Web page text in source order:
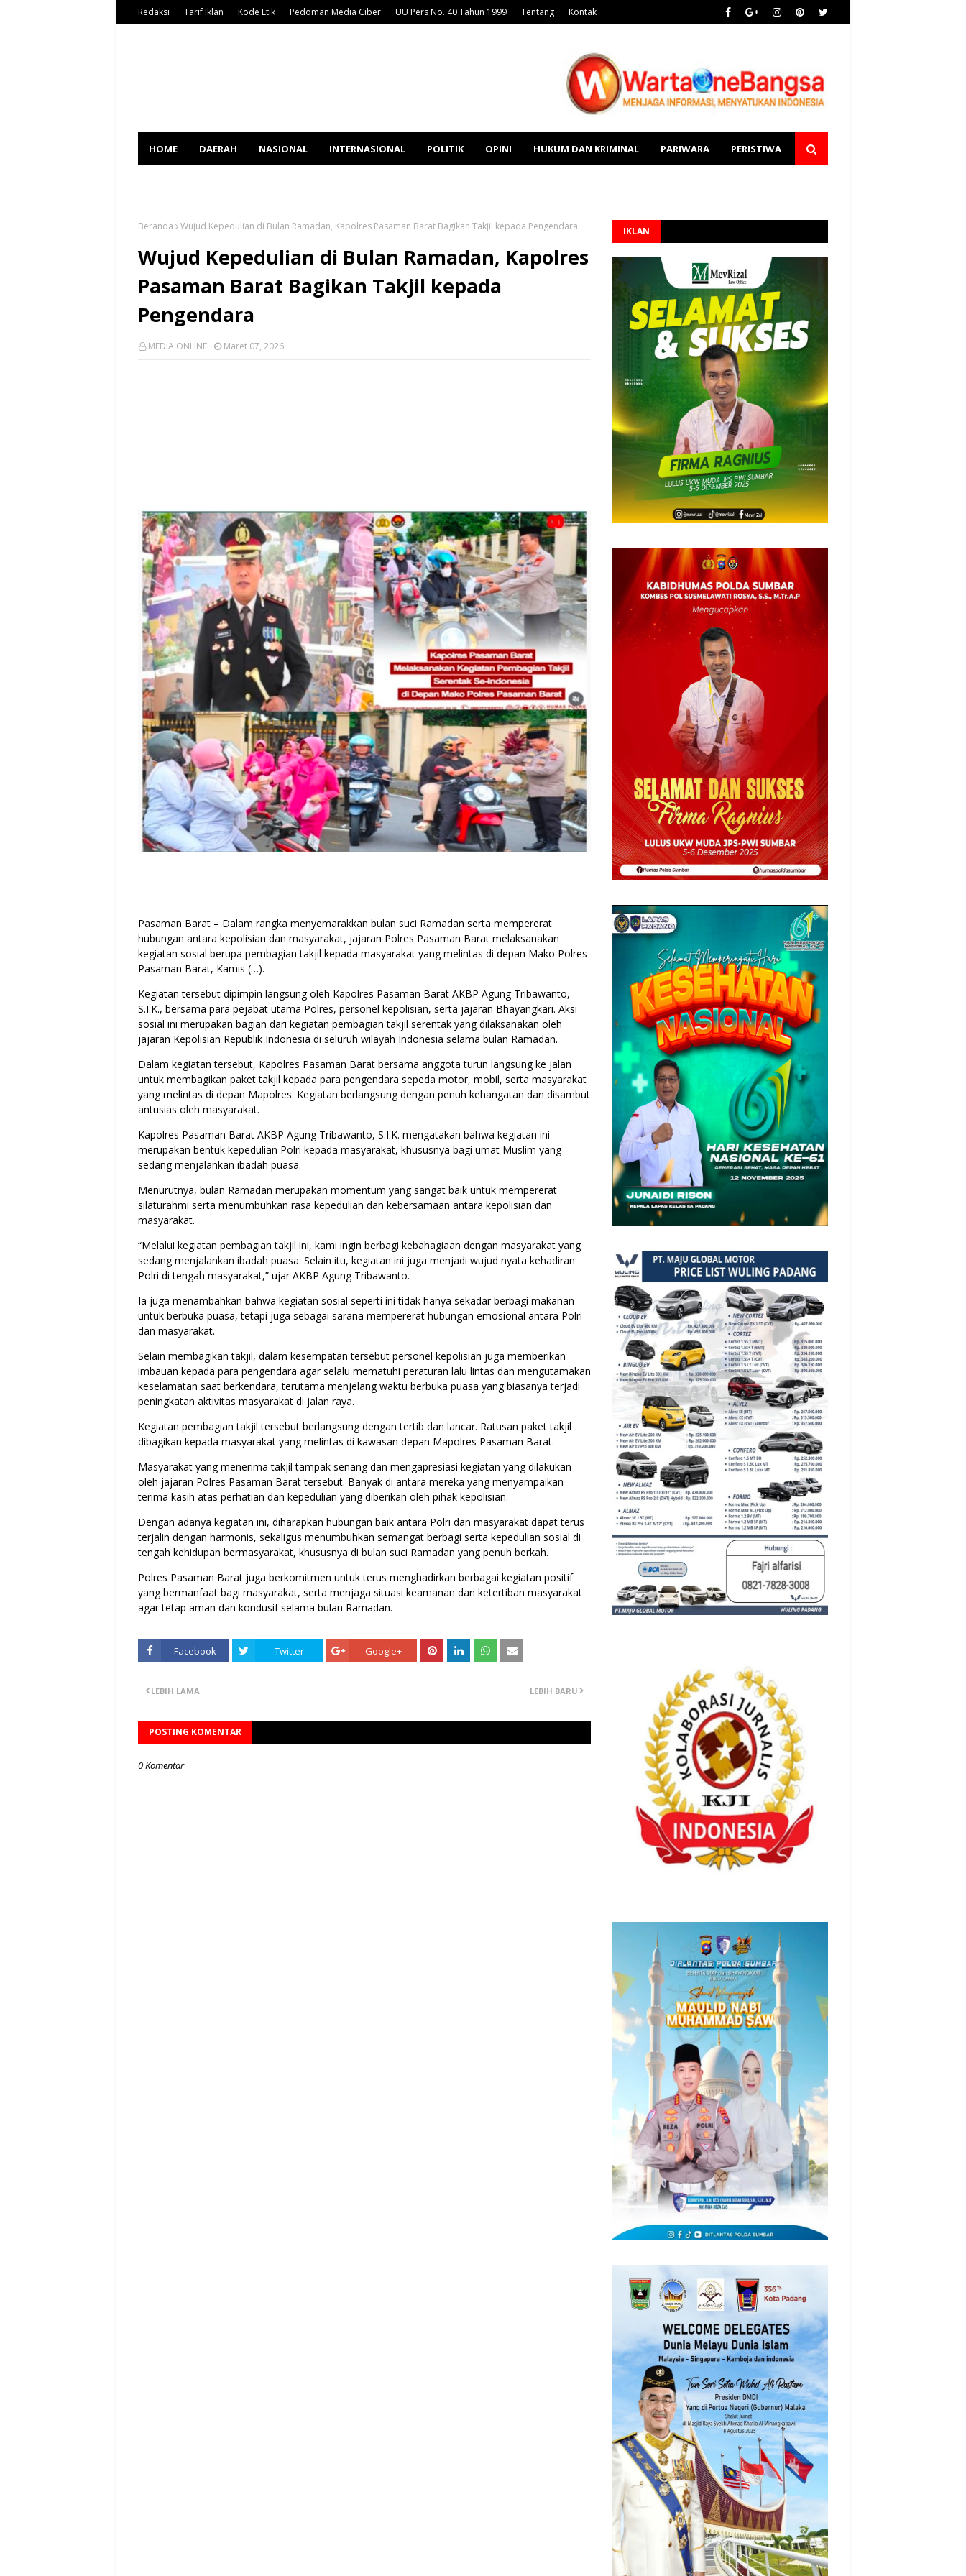
Redaksi Tarif Iklan Kode Etik Pedoman Media Ciber UU Pers No. 40 Tahun 1999 Tentang Kontak
HOME DAERAH NASIONAL INTERNASIONAL POLITIK OPINI HUKUM DAN KRIMINAL PARIWARA PERISTIWA
Beranda Wujud Kepedulian di Bulan Ramadan, Kapolres Pasaman Barat Bagikan Takjil kepada Pengendara
Wujud Kepedulian di Bulan Ramadan, Kapolres
Pasaman Barat Bagikan Takjil kepada
Pengendara
MEDIA ONLINE Maret 07, 2026
Pasaman Barat – Dalam rangka menyemarakkan bulan suci Ramadan serta mempererat
hubungan antara kepolisian dan masyarakat, jajaran Polres Pasaman Barat melaksanakan
kegiatan sosial berupa pembagian takjil kepada masyarakat yang melintas di depan Mako Polres
Pasaman Barat, Kamis (…).
Kegiatan tersebut dipimpin langsung oleh Kapolres Pasaman Barat AKBP Agung Tribawanto,
S.I.K., bersama para pejabat utama Polres, personel kepolisian, serta jajaran Bhayangkari. Aksi
sosial ini merupakan bagian dari kegiatan pembagian takjil serentak yang dilaksanakan oleh
jajaran Kepolisian Republik Indonesia di seluruh wilayah Indonesia selama bulan Ramadan.
Dalam kegiatan tersebut, Kapolres Pasaman Barat bersama anggota turun langsung ke jalan
untuk membagikan paket takjil kepada para pengendara sepeda motor, mobil, serta masyarakat
yang melintas di depan Mapolres. Kegiatan berlangsung dengan penuh kehangatan dan disambut
antusias oleh masyarakat.
Kapolres Pasaman Barat AKBP Agung Tribawanto, S.I.K. mengatakan bahwa kegiatan ini
merupakan bentuk kepedulian Polri kepada masyarakat, khususnya bagi umat Muslim yang
sedang menjalankan ibadah puasa.
Menurutnya, bulan Ramadan merupakan momentum yang sangat baik untuk mempererat
silaturahmi serta menumbuhkan rasa kepedulian dan kebersamaan antara kepolisian dan
masyarakat.
“Melalui kegiatan pembagian takjil ini, kami ingin berbagi kebahagiaan dengan masyarakat yang
sedang menjalankan ibadah puasa. Selain itu, kegiatan ini juga menjadi wujud nyata kehadiran
Polri di tengah masyarakat,” ujar AKBP Agung Tribawanto.
Ia juga menambahkan bahwa kegiatan sosial seperti ini tidak hanya sekadar berbagi makanan
untuk berbuka puasa, tetapi juga sebagai sarana mempererat hubungan emosional antara Polri
dan masyarakat.
Selain membagikan takjil, dalam kesempatan tersebut personel kepolisian juga memberikan
imbauan kepada para pengendara agar selalu mematuhi peraturan lalu lintas dan mengutamakan
keselamatan saat berkendara, terutama menjelang waktu berbuka puasa yang biasanya terjadi
peningkatan aktivitas masyarakat di jalan raya.
Kegiatan pembagian takjil tersebut berlangsung dengan tertib dan lancar. Ratusan paket takjil
dibagikan kepada masyarakat yang melintas di kawasan depan Mapolres Pasaman Barat.
Masyarakat yang menerima takjil tampak senang dan mengapresiasi kegiatan yang dilakukan
oleh jajaran Polres Pasaman Barat tersebut. Banyak di antara mereka yang menyampaikan
terima kasih atas perhatian dan kepedulian yang diberikan oleh pihak kepolisian.
Dengan adanya kegiatan ini, diharapkan hubungan baik antara Polri dan masyarakat dapat terus
terjalin dengan harmonis, sekaligus menumbuhkan semangat berbagi serta kepedulian sosial di
tengah kehidupan bermasyarakat, khususnya di bulan suci Ramadan yang penuh berkah.
Polres Pasaman Barat juga berkomitmen untuk terus menghadirkan berbagai kegiatan positif
yang bermanfaat bagi masyarakat, serta menjaga situasi keamanan dan ketertiban masyarakat
agar tetap aman dan kondusif selama bulan Ramadan.
Facebook Twitter Google+
LEBIH BARU
LEBIH LAMA
POSTING KOMENTAR
0 Komentar
IKLAN